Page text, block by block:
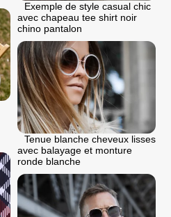
Exemple de style casual chic
avec chapeau tee shirt noir
chino pantalon
Tenue blanche cheveux lisses
avec balayage et monture
ronde blanche